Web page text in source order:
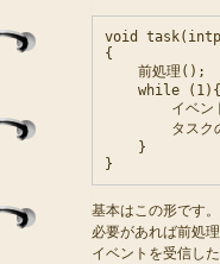
void
{
    前処理();
    while (1){
イベン
タスク
    }
基本はこの形です。
必要があれば前処
イベントを受信し